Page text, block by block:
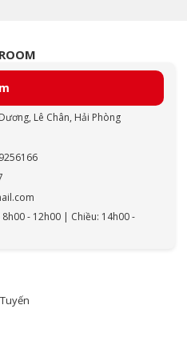
Lê Chân, Hải Phòng
- 12h00 | Chiều: 14h00 -